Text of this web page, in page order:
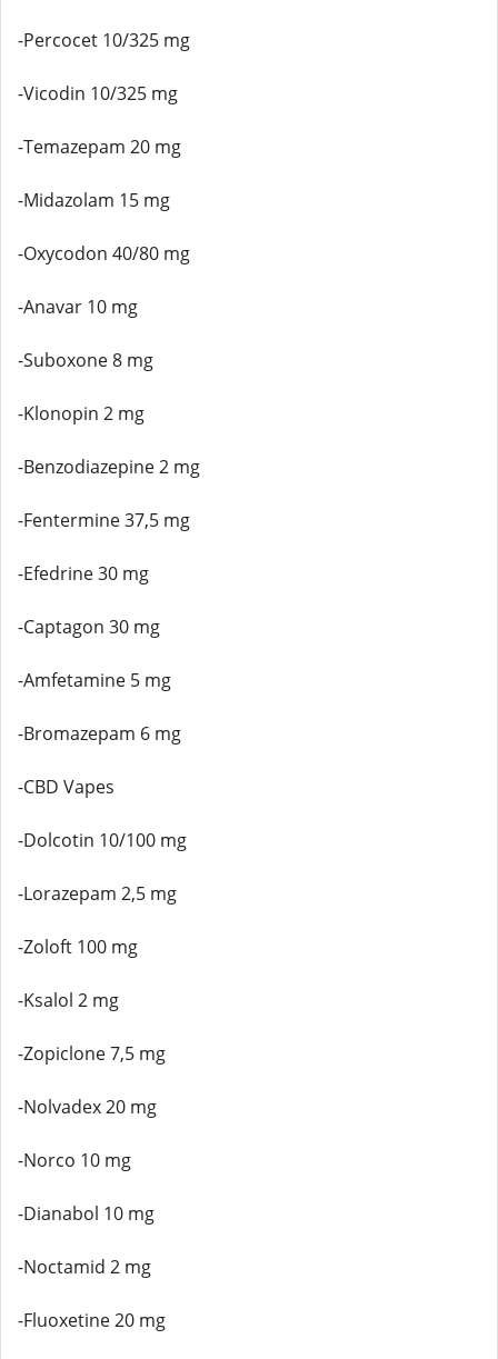
-Percocet 10/325 mg
-Vicodin 10/325 mg
-Temazepam 20 mg
-Midazolam 15 mg
-Oxycodon 40/80 mg
-Anavar 10 mg
-Suboxone 8 mg
-Klonopin 2 mg
-Benzodiazepine 2 mg
-Fentermine 37,5 mg
-Efedrine 30 mg
-Captagon 30 mg
-Amfetamine 5 mg
-Bromazepam 6 mg
-CBD Vapes
-Dolcotin 10/100 mg
-Lorazepam 2,5 mg
-Zoloft 100 mg
-Ksalol 2 mg
-Zopiclone 7,5 mg
-Nolvadex 20 mg
-Norco 10 mg
-Dianabol 10 mg
-Noctamid 2 mg
-Fluoxetine 20 mg